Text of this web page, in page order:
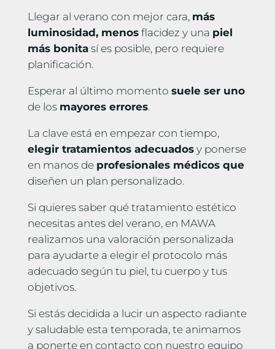
Llegar al verano con mejor cara, más
luminosidad, menosflacidez y una piel
más bonitasí es posible, pero requiere
planificación.
Esperar al último momento suele ser uno
de los mayores errores.
La clave está en empezar con tiempo,
elegir tratamientos adecuadosy ponerse
en manos de profesionales médicos que
diseñen un plan personalizado.
Si quieres saber qué tratamiento estético
necesitas antes del verano, en MAWA
realizamos una valoración personalizada
para ayudarte a elegir el protocolo más
adecuado según tu piel, tu cuerpo y tus
objetivos.
Si estás decidida a lucir un aspecto radiante
y saludable esta temporada, te animamos
a ponerte en contacto con nuestro equipo